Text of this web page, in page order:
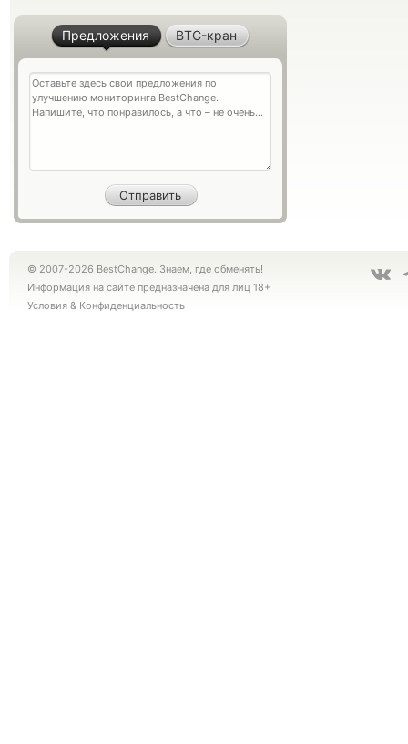
Предложения BTC-кран
© 2007-2026 BestChange. Знаем, где обменять!
Информация на сайте предназначена для лиц 18+
Условия & Конфиденциальность